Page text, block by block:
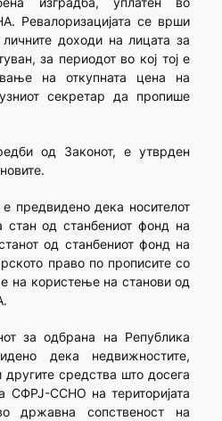
Ревалоризацијата се врши
доходи на лицата за
за периодот во кој тој е
на откупната цена на
секретар да пропише
од Законот, е утврден
предвидено дека носителот
стан од станбениот фонд на
од станбениот фонд на
право по прописите со
на користење на станови од
за одбрана на Република
дека недвижностите,
средства што досега
СФРЈ-ССНО на територијата
државна сопственост на